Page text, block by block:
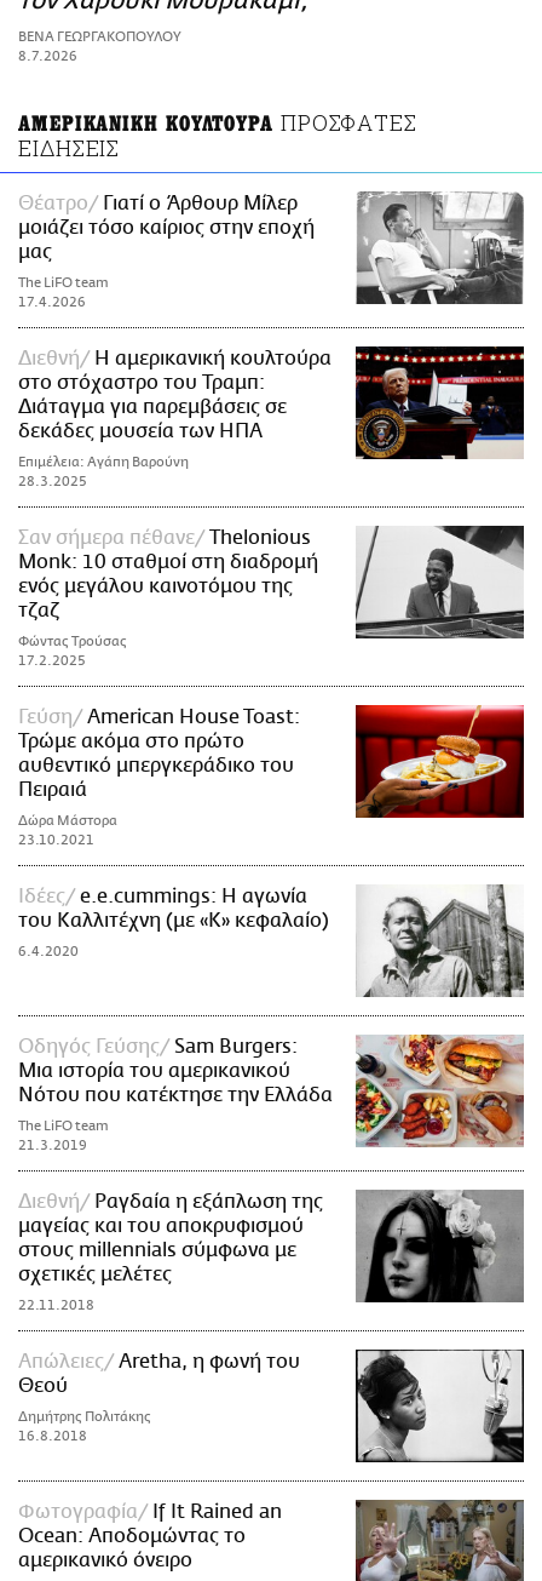
ΑΜΠΑ
PRINT
ΒΕΝΑ ΓΕΩΡΓΑΚΟΠΟΥΛΟΥ
8.7.2026
ΑΜΕΡΙΚΑΝΙΚΗ ΚΟΥΛΤΟΥΡΑ ΠΡΟΣΦΑΤΕΣ
ΕΙΔΗΣΕΙΣ
Θέατρο
Γιατί ο Άρθουρ Μίλερ
μοιάζει τόσο καίριος στην εποχή
μας
The LiFO team
17.4.2026
Διεθνή
Η αμερικανική κουλτούρα
στο στόχαστρο του Τραμπ:
Διάταγμα για παρεμβάσεις σε
δεκάδες μουσεία των ΗΠΑ
Επιμέλεια: Αγάπη Βαρούνη
28.3.2025
Σαν σήμερα πέθανε
Thelonious
Monk: 10 σταθμοί στη διαδρομή
ενός μεγάλου καινοτόμου της
τζαζ
Φώντας Τρούσας
17.2.2025
Γεύση
American House Toast:
Τρώμε ακόμα στο πρώτο
αυθεντικό μπεργκεράδικο του
Πειραιά
Δώρα Μάστορα
23.10.2021
Ιδέες
e.e.cummings: Η αγωνία
του Καλλιτέχνη (με «Κ» κεφαλαίο)
6.4.2020
Οδηγός Γεύσης
Sam Burgers:
Μια ιστορία του αμερικανικού
Νότου που κατέκτησε την Ελλάδα
The LiFO team
21.3.2019
Διεθνή
Ραγδαία η εξάπλωση της
μαγείας και του αποκρυφισμού
στους millennials σύμφωνα με
σχετικές μελέτες
22.11.2018
Απώλειες
Aretha, η φωνή του
Θεού
Δημήτρης Πολιτάκης
16.8.2018
Φωτογραφία
If It Rained an
Ocean: Αποδομώντας το
αμερικανικό όνειρο